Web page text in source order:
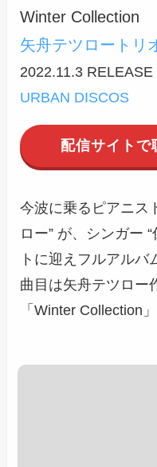
Winter Collection
矢舟テツロートリ
2022.11.3 RELEASE
URBAN DISCOS
配信サイトで
今波に乗るピアニス
ロー” が、シンガー
トに迎えフルアル
曲目は矢舟テツロー
「Winter Collection」